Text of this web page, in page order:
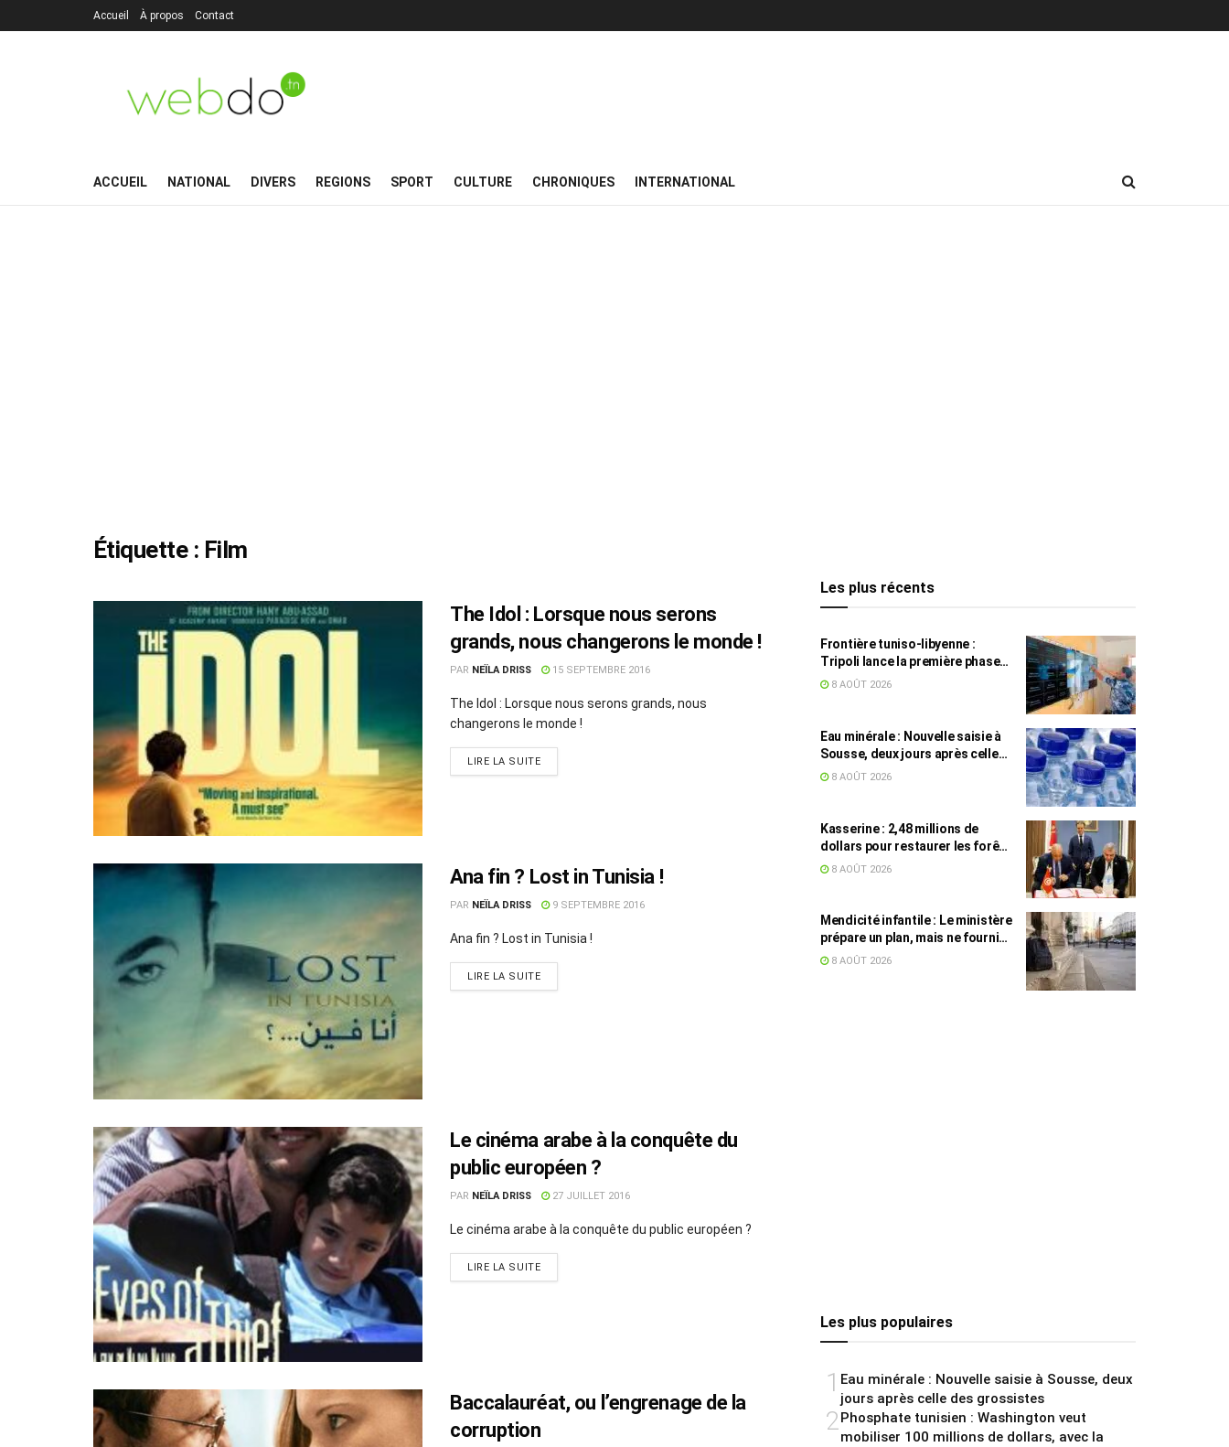
Accueil À propos Contact
ACCUEIL NATIONAL DIVERS REGIONS SPORT CULTURE CHRONIQUES INTERNATIONAL
Étiquette : Film
The Idol : Lorsque nous serons
grands, nous changerons le monde !
PAR NEÏLA DRISS 15 SEPTEMBRE 2016
The Idol : Lorsque nous serons grands, nous
changerons le monde !
LIRE LA SUITE
Ana fin ? Lost in Tunisia !
PAR NEÏLA DRISS 9 SEPTEMBRE 2016
Ana fin ? Lost in Tunisia !
LIRE LA SUITE
Le cinéma arabe à la conquête du
public européen ?
PAR NEÏLA DRISS 27 JUILLET 2016
Le cinéma arabe à la conquête du public européen ?
LIRE LA SUITE
Baccalauréat, ou l’engrenage de la
corruption
Les plus récents
Frontière tuniso-libyenne :
Tripoli lance la première phase
d’un système de surveillance sur
8 AOÛT 2026
Eau minérale : Nouvelle saisie à
Sousse, deux jours après celle
des grossistes
8 AOÛT 2026
Kasserine : 2,48 millions de
dollars pour restaurer les forêts
de pin d’Alep
8 AOÛT 2026
Mendicité infantile : Le ministère
prépare un plan, mais ne fournit
toujours aucun chiffre
8 AOÛT 2026
Les plus populaires
1 Eau minérale : Nouvelle saisie à Sousse, deux
jours après celle des grossistes
2Phosphate tunisien : Washington veut
mobiliser 100 millions de dollars, avec la